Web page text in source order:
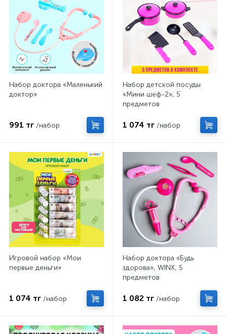
Набор доктора «Маленький
доктор»
991 тг /набор
Набор детской посуды
«Мини шеф-2», 5
предметов
1 074 тг /набор
Игровой набор «Мои
первые деньги»
1 074 тг /набор
Набор доктора «Будь
здорова», WINX, 5
предметов
1 082 тг /набор